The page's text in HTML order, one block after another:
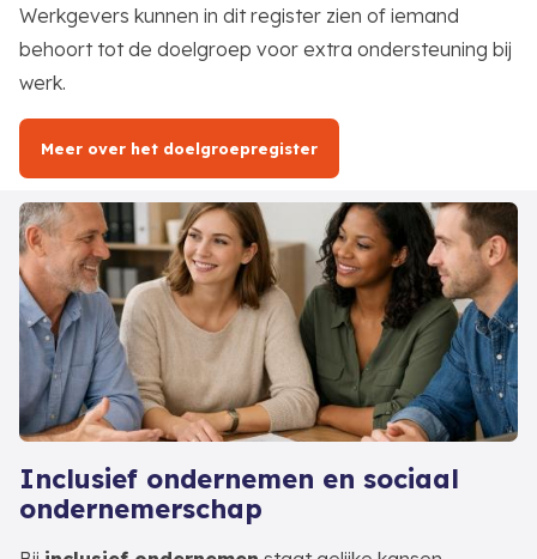
Werkgevers kunnen in dit register zien of iemand
behoort tot de doelgroep voor extra ondersteuning bij
werk.
Meer over het doelgroepregister
Inclusief ondernemen en sociaal
ondernemerschap